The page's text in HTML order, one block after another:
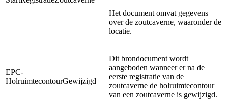
Het document omvat gegevens
over de zoutcaverne, waaronder de
locatie.
EPC-
HolruimtecontourGewijzigd
Dit brondocument wordt
aangeboden wanneer er na de
eerste registratie van de
zoutcaverne de holruimtecontour
van een zoutcaverne is gewijzigd.